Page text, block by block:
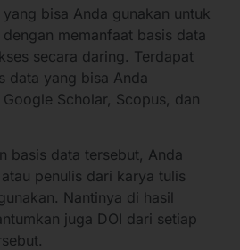
bisa Anda gunakan untuk
memanfaat basis data
secara daring. Terdapat
data yang bisa Anda
Scholar, Scopus, dan
basis data tersebut, Anda
penulis dari karya tulis
Nantinya di hasil
juga DOI dari setiap